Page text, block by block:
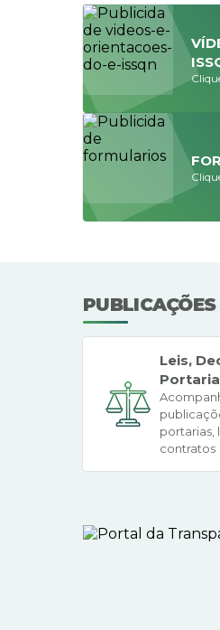
Leis,
portarias,
contratos